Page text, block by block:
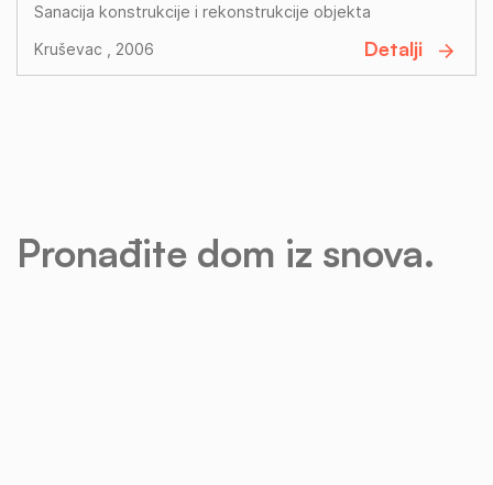
Sanacija konstrukcije i rekonstrukcije objekta
Kruševac , 2006
Detalji
Pronađite dom iz snova.